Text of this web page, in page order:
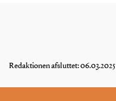
Redaktionen afsluttet: 06.03.2025